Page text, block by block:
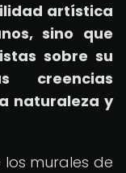
artística
sino que
sobre su
creencias
naturaleza y
murales de